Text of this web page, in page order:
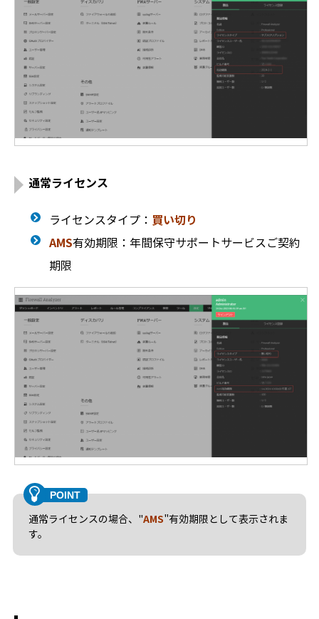
通常ライセンス
ライセンスタイプ： 買い切り
AMS有効期限：年間保守サポートサービスご契約
期限
通常ライセンスの場合、"AMS"有効期限として表示されま
す。